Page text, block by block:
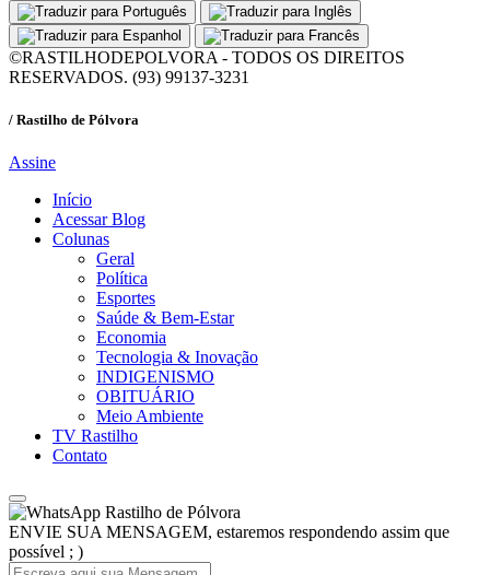
©RASTILHODEPOLVORA - TODOS OS DIREITOS
RESERVADOS. (93) 99137-3231
/ Rastilho de Pólvora
Assine
Início
Acessar Blog
Colunas
Geral
Política
Esportes
Saúde & Bem-Estar
Economia
Tecnologia & Inovação
INDIGENISMO
OBITUÁRIO
Meio Ambiente
TV Rastilho
Contato
Rastilho de Pólvora
ENVIE SUA MENSAGEM, estaremos respondendo assim que
possível ; )